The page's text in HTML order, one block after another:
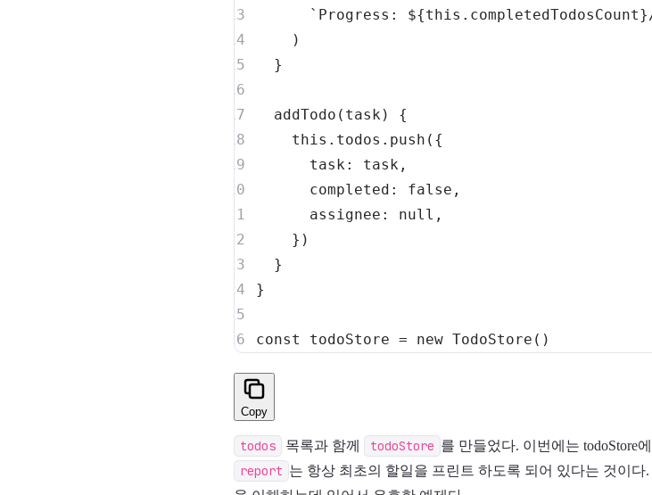
` Progress: ${this . completedTodosCount}
)
}
addTodo ( task )
{
this . todos . push ( {
task : task ,
completed : false ,
assignee : null ,
} )
}
}
const todoStore = new TodoStore ( )
Copy
todos 목록과 함께 todoStore 를 만들었다. 이번에는 todoStore
report 는 항상 최초의 할일을 프린트 하도록 되어 있다는 것이